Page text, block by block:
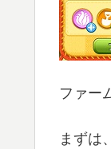
ファー
まずは